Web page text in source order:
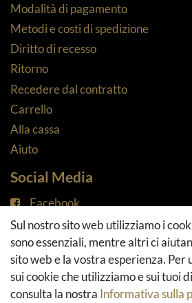
Modalità di pagamento
Metodi e costi di spedizione
Diritto di recesso
Ritorno
Recedere dal contratto
Carrello
Alla cassa
Aiuto
Social Media
Facebook
Instagram
Pinterest
Youtube
Houzz
Sul nostro sito web utilizziamo i
sono essenziali, mentre altri ci
sito web e la vostra esperienza.
sui cookie che utilizziamo e sui tuoi
consulta la nostra Informativa sulla